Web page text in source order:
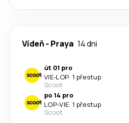
Vídeň- Praya 14 dni
út 01 pro
VIE-LOP· 1 přestup
Scoot
po 14 pro
LOP-VIE· 1 přestup
Scoot